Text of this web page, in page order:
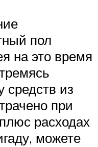
пол
на это время
средств из
при
расходах
можете